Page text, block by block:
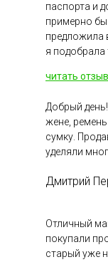
паспорта и
примерно бы
предложила
я подобрала
Добрый
жене,
сумку.
уделяли
Отличный
покупали
старый уже
читать отзыв
Дмитрий